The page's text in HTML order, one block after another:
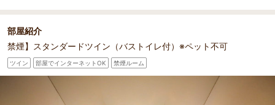
部屋紹介
禁煙】スタンダードツイン（バストイレ付）※ペット不可
ツイン 部屋でインターネットOK 禁煙ルーム